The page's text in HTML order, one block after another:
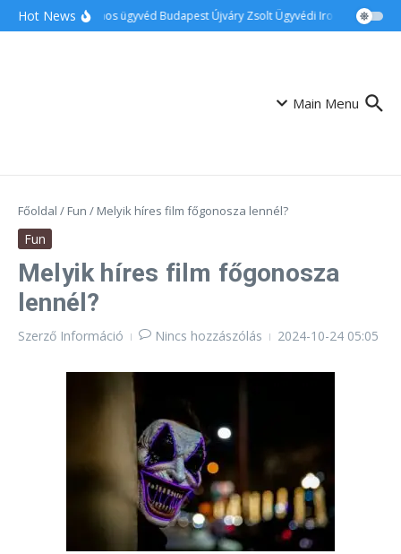
Ugrás a tartalomhoz
Hot NewsIngatlanos ügyvéd Budapest Újváry Zsolt Ügyvédi Iroda Családi
Main Menu
Főoldal / Fun / Melyik híres film főgonosza lennél?
Fun
Melyik híres film főgonosza
lennél?
Szerző Információ Nincs hozzászólás 2024-10-24 05:05